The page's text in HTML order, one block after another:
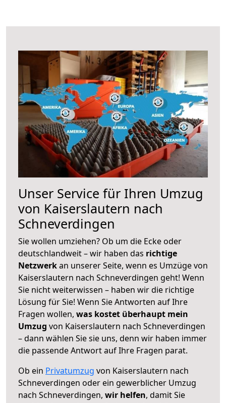
Unser Service für Ihren Umzug
von Kaiserslautern nach
Schneverdingen
Sie wollen umziehen? Ob um die Ecke oder
deutschlandweit – wir haben das richtige
Netzwerkan unserer Seite, wenn es Umzüge von
Kaiserslautern nach Schneverdingen geht! Wenn
Sie nicht weiterwissen – haben wir die richtige
Lösung für Sie! Wenn Sie Antworten auf Ihre
Fragen wollen, was kostet überhaupt mein
Umzug von Kaiserslautern nach Schneverdingen
– dann wählen Sie sie uns, denn wir haben immer
die passende Antwort auf Ihre Fragen parat.
Ob ein Privatumzug von Kaiserslautern nach
Schneverdingen oder ein gewerblicher Umzug
nach Schneverdingen, wir helfen, damit Sie